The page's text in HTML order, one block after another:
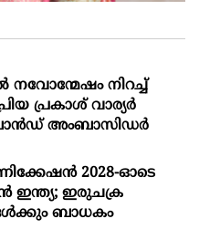
നവോന്മേഷം നിറച്ച്
പ്രകാശ് വാര്യർ
അംബാസിഡർ
2028-ഓടെ
ഇന്ത്യ; ഇരുചക്ര
ബാധകം